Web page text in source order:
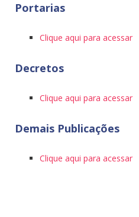
Portarias
Clique aqui para acessar
Decretos
Clique aqui para acessar
Demais Publicações
Clique aqui para acessar